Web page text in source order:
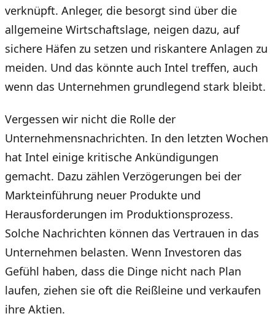
verknüpft. Anleger, die besorgt sind über die
allgemeine Wirtschaftslage, neigen dazu, auf
sichere Häfen zu setzen und riskantere Anlagen zu
meiden. Und das könnte auch Intel treffen, auch
wenn das Unternehmen grundlegend stark bleibt.
Vergessen wir nicht die Rolle der
Unternehmensnachrichten. In den letzten Wochen
hat Intel einige kritische Ankündigungen
gemacht. Dazu zählen Verzögerungen bei der
Markteinführung neuer Produkte und
Herausforderungen im Produktionsprozess.
Solche Nachrichten können das Vertrauen in das
Unternehmen belasten. Wenn Investoren das
Gefühl haben, dass die Dinge nicht nach Plan
laufen, ziehen sie oft die Reißleine und verkaufen
ihre Aktien.